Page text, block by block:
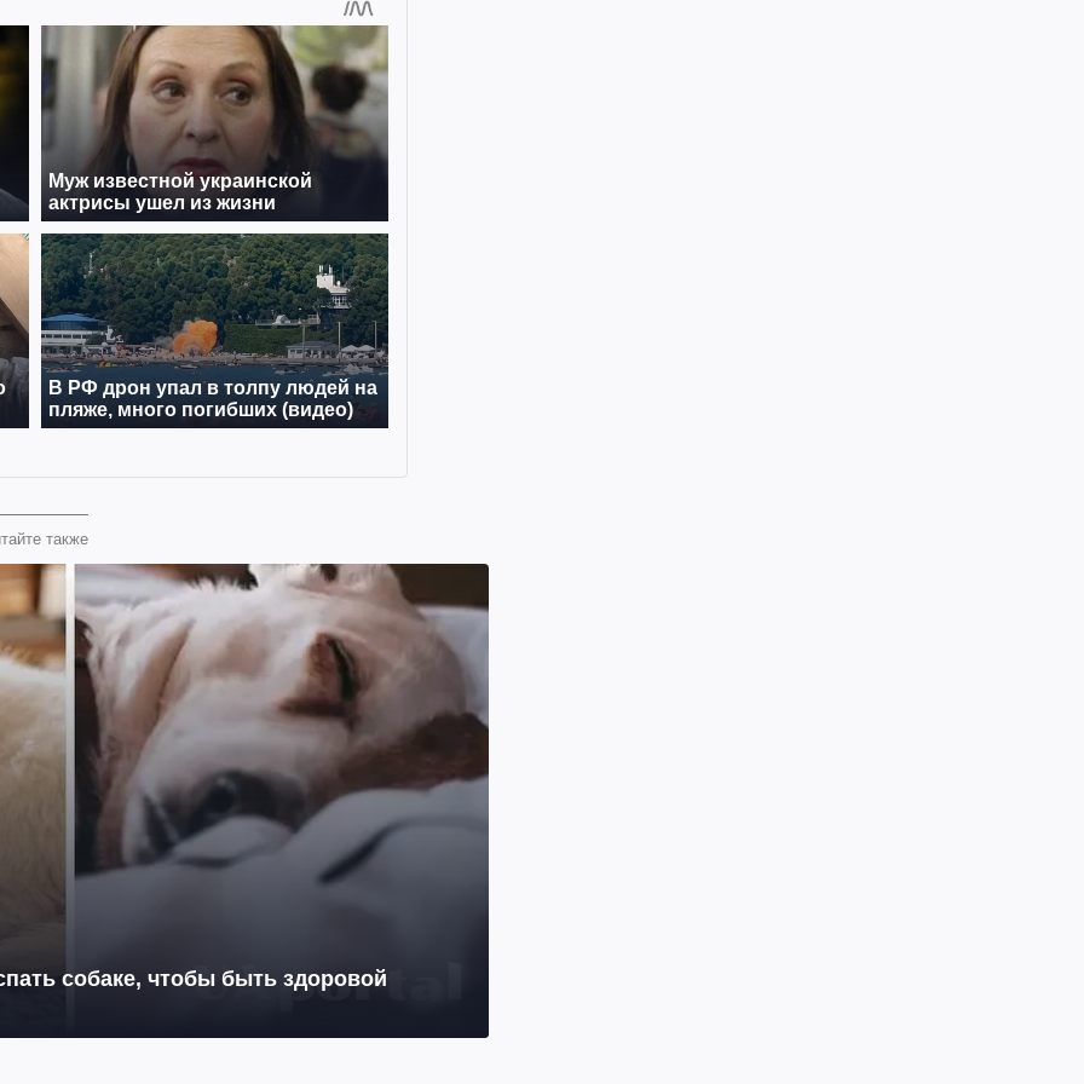
также
собаке, чтобы быть здоровой